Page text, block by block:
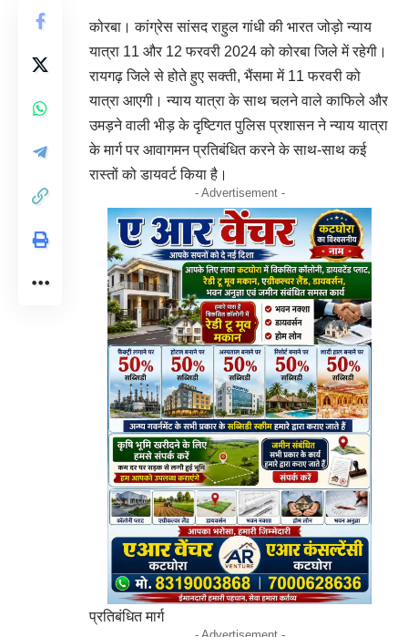
कोरबा। कांग्रेस सांसद राहुल गांधी की भारत जोड़ो न्याय
यात्रा 11 और 12 फरवरी 2024 को कोरबा जिले में रहेगी।
रायगढ़ जिले से होते हुए सक्ती, भैंसमा में 11 फरवरी को
यात्रा आएगी। न्याय यात्रा के साथ चलने वाले काफिले और
उमड़ने वाली भीड़ के दृष्टिगत पुलिस प्रशासन ने न्याय यात्रा
के मार्ग पर आवागमन प्रतिबंधित करने के साथ-साथ कई
रास्तों को डायवर्ट किया है।
- Advertisement -
प्रतिबंधित मार्ग